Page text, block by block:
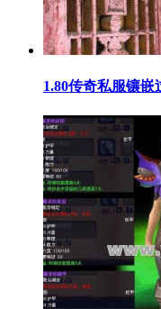
1.80传奇私服镶